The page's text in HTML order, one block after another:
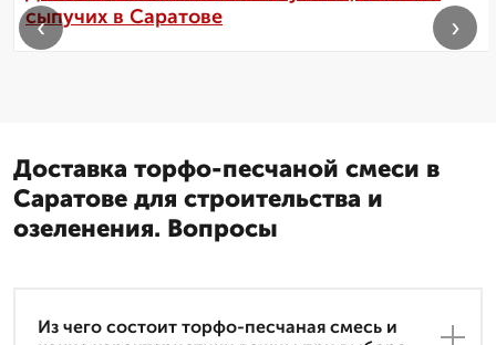
сыпучих в Саратове
‹ ›
Доставка торфо-песчаной смеси в
Саратове для строительства и
озеленения. Вопросы
Из чего состоит торфо-песчаная смесь и